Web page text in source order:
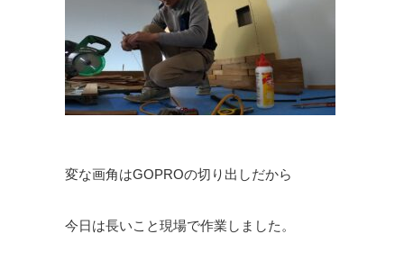
変な画角はGOPROの切り出しだから
今日は長いこと現場で作業しました。